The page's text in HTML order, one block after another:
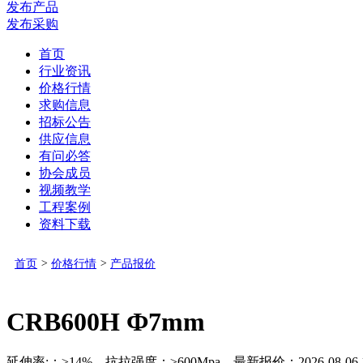
发布产品
发布采购
首页
行业资讯
价格行情
求购信息
招标公告
供应信息
有问必答
协会成员
视频教学
工程案例
资料下载
首页 > 价格行情 > 产品报价
CRB600H Ф7mm